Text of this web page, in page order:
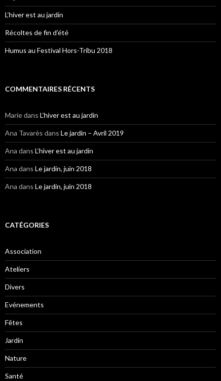
L’hiver est au jardin
Récoltes de fin d’été
Humus au Festival Hors-Tribu 2018
COMMENTAIRES RÉCENTS
Mariedans L’hiver est au jardin
Ana Tavarès dans Le jardin – Avril 2019
Ana dans L’hiver est au jardin
Ana dans Le jardin, juin 2018
Ana dans Le jardin, juin 2018
CATÉGORIES
Association
Ateliers
Divers
Evénements
Fêtes
Jardin
Nature
Santé